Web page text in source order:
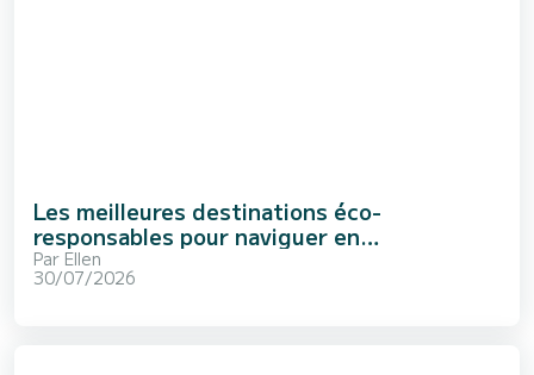
Les meilleures destinations éco-
responsables pour naviguer en
Méditerranée
Par Ellen
30/07/2026